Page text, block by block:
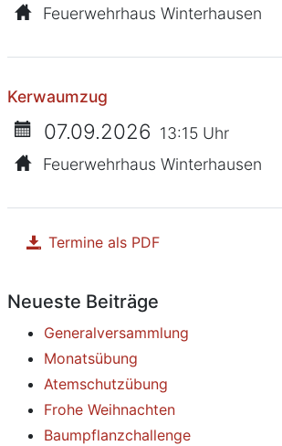
Feuerwehrhaus Winterhausen
Kerwaumzug
07.09.2026 13:15 Uhr
Feuerwehrhaus Winterhausen
Termine als PDF
Neueste Beiträge
Generalversammlung
Monatsübung
Atemschutzübung
Frohe Weihnachten
Baumpflanzchallenge